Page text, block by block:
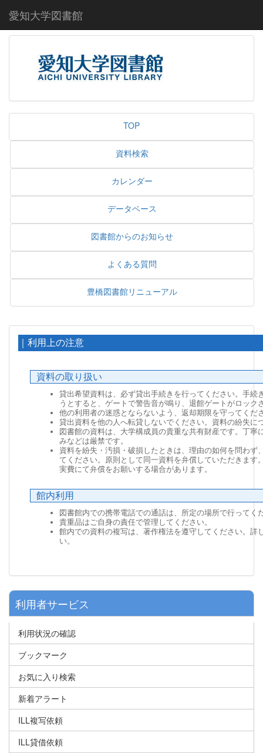
愛知大学図書館
TOP
資料検索
カレンダー
データベース
図書館からのお知らせ
よくある質問
豊橋図書館リニューアル
｜利用上の注意
資料の取り扱い
貸出希望資料は、必ず貸出手続きを行ってください。手続
うとすると、ゲートで警告音が鳴り、退館ゲートがロック
他の利用者の迷惑とならないよう、返却期限を守ってくだ
貸出資料を他の人へ転貸しないでください。資料の紛失に
図書館の資料は、大学構成員の貴重な共有財産です。丁寧
みなどは厳禁です。
資料を紛失・汚損・破損したときは、理由の如何を問わず
てください。原則として同一資料を弁償していただきます
実費にて弁償をお願いする場合があります。
館内利用
図書館内での携帯電話での通話は、所定の場所で行ってく
貴重品はご自身の責任で管理してください。
館内での資料の複写は、著作権法を遵守してください。詳
い。
利用者サービス
利用状況の確認
ブックマーク
お気に入り検索
新着アラート
ILL複写依頼
ILL貸借依頼